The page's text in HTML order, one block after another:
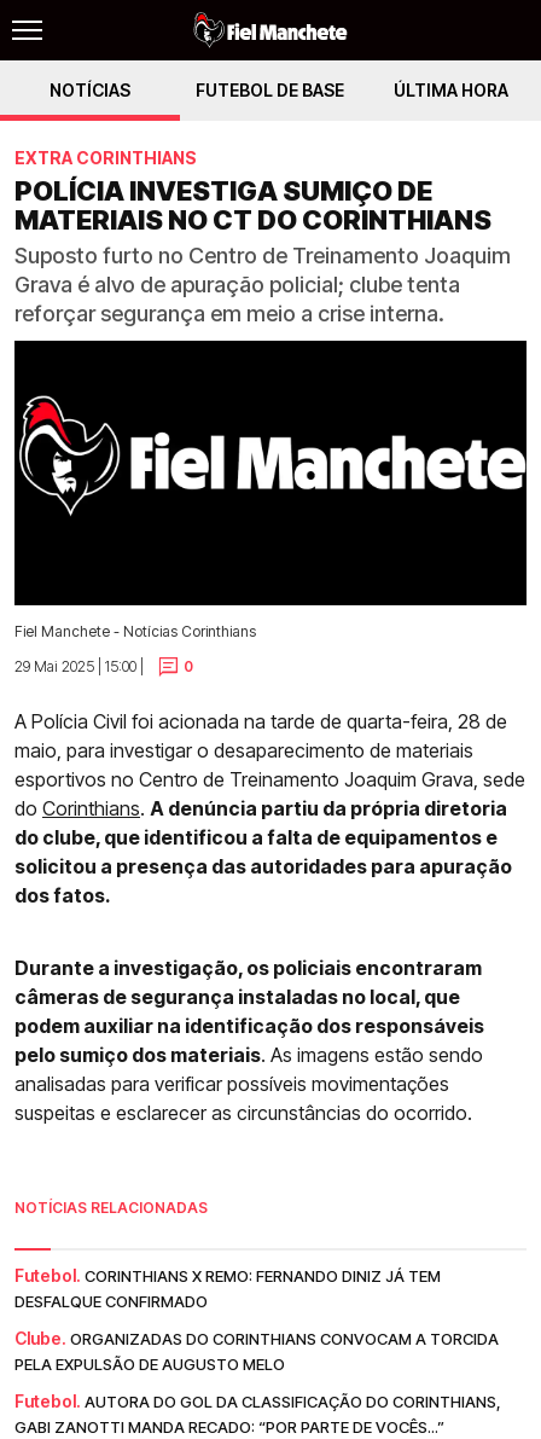
NOTÍCIAS FUTEBOL DE BASE ÚLTIMA HORA
EXTRA CORINTHIANS
POLÍCIA INVESTIGA SUMIÇO DE
MATERIAIS NO CT DO CORINTHIANS
Suposto furto no Centro de Treinamento Joaquim
Grava é alvo de apuração policial; clube tenta
reforçar segurança em meio a crise interna.
Fiel Manchete - Notícias Corinthians
29 Mai 2025 | 15:00 |
0
A Polícia Civil foi acionada na tarde de quarta-feira, 28 de
maio, para investigar o desaparecimento de materiais
esportivos no Centro de Treinamento Joaquim Grava, sede
do Corinthians. A denúncia partiu da própria diretoria
do clube, que identificou a falta de equipamentos e
solicitou a presença das autoridades para apuração
dos fatos.
Durante a investigação, os policiais encontraram
câmeras de segurança instaladas no local, que
podem auxiliar na identificação dos responsáveis
pelo sumiço dos materiais. As imagens estão sendo
analisadas para verificar possíveis movimentações
suspeitas e esclarecer as circunstâncias do ocorrido.
NOTÍCIAS RELACIONADAS
Futebol. CORINTHIANS X REMO: FERNANDO DINIZ JÁ TEM
DESFALQUE CONFIRMADO
Clube. ORGANIZADAS DO CORINTHIANS CONVOCAM A TORCIDA
PELA EXPULSÃO DE AUGUSTO MELO
Futebol. AUTORA DO GOL DA CLASSIFICAÇÃO DO CORINTHIANS,
GABI ZANOTTI MANDA RECADO: “POR PARTE DE VOCÊS...”